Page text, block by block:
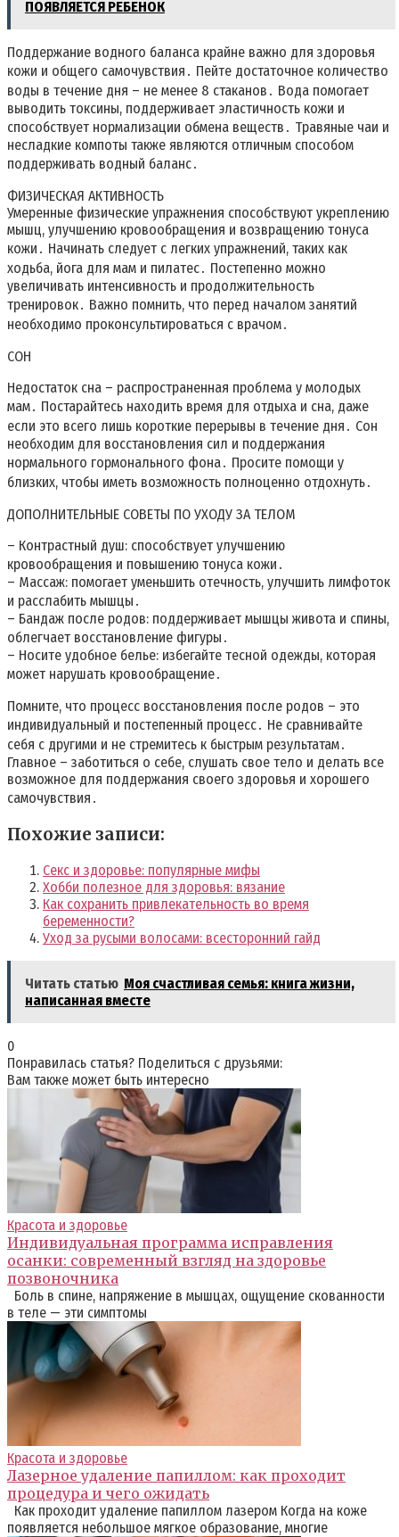
ПОЯВЛЯЕТСЯ РЕБЕНОК
Поддержание водного баланса крайне важно для здоровья
кожи и общего самочувствия․ Пейте достаточное количество
воды в течение дня – не менее 8 стаканов․ Вода помогает
выводить токсины, поддерживает эластичность кожи и
способствует нормализации обмена веществ․ Травяные чаи и
несладкие компоты также являются отличным способом
поддерживать водный баланс․
ФИЗИЧЕСКАЯ АКТИВНОСТЬ
Умеренные физические упражнения способствуют укреплению
мышц, улучшению кровообращения и возвращению тонуса
кожи․ Начинать следует с легких упражнений, таких как
ходьба, йога для мам и пилатес․ Постепенно можно
увеличивать интенсивность и продолжительность
тренировок․ Важно помнить, что перед началом занятий
необходимо проконсультироваться с врачом․
СОН
Недостаток сна – распространенная проблема у молодых
мам․ Постарайтесь находить время для отдыха и сна, даже
если это всего лишь короткие перерывы в течение дня․ Сон
необходим для восстановления сил и поддержания
нормального гормонального фона․ Просите помощи у
близких, чтобы иметь возможность полноценно отдохнуть․
ДОПОЛНИТЕЛЬНЫЕ СОВЕТЫ ПО УХОДУ ЗА ТЕЛОМ
– Контрастный душ: способствует улучшению
кровообращения и повышению тонуса кожи․
– Массаж: помогает уменьшить отечность, улучшить лимфоток
и расслабить мышцы․
– Бандаж после родов: поддерживает мышцы живота и спины,
облегчает восстановление фигуры․
– Носите удобное белье: избегайте тесной одежды, которая
может нарушать кровообращение․
Помните, что процесс восстановления после родов – это
индивидуальный и постепенный процесс․ Не сравнивайте
себя с другими и не стремитесь к быстрым результатам․
Главное – заботиться о себе, слушать свое тело и делать все
возможное для поддержания своего здоровья и хорошего
самочувствия․
Похожие записи:
Секс и здоровье: популярные мифы
Хобби полезное для здоровья: вязание
Как сохранить привлекательность во время
беременности?
Уход за русыми волосами: всесторонний гайд
Читать статью Моя счастливая семья: книга жизни,
написанная вместе
0
Понравилась статья? Поделиться с друзьями:
Вам также может быть интересно
Красота и здоровье
Индивидуальная программа исправления
осанки: современный взгляд на здоровье
позвоночника
Боль в спине, напряжение в мышцах, ощущение скованности
в теле — эти симптомы
Красота и здоровье
Лазерное удаление папиллом: как проходит
процедура и чего ожидать
Как проходит удаление папиллом лазером Когда на коже
появляется небольшое мягкое образование, многие